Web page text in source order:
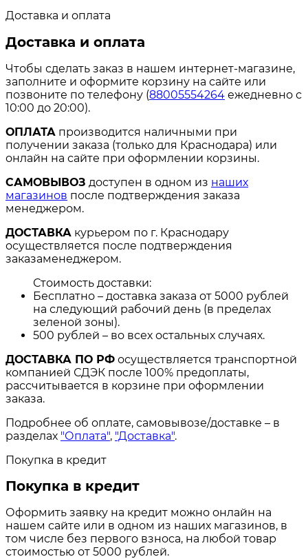
Доставка и оплата
Доставка и оплата
Чтобы сделать заказ в нашем интернет-магазине,
заполните и оформите корзину на сайте или
позвоните по телефону (88005554264 ежедневно с
10:00 до 20:00).
ОПЛАТА производится наличными при
получении заказа (только для Краснодара) или
онлайн на сайте при оформлении корзины.
САМОВЫВОЗ доступен в одном из наших
магазинов после подтверждения заказа
менеджером.
ДОСТАВКА курьером по г. Краснодару
осуществляется после подтверждения
заказаменеджером.
Стоимость доставки:
Бесплатно – доставка заказа от 5000 рублей
на следующий рабочий день (в пределах
зеленой зоны).
500 рублей – во всех остальных случаях.
ДОСТАВКА ПО РФ осуществляется транспортной
компанией СДЭК после 100% предоплаты,
рассчитывается в корзине при оформлении
заказа.
Подробнее об оплате, самовывозе/доставке – в
разделах "Оплата", "Доставка".
Покупка в кредит
Покупка в кредит
Оформить заявку на кредит можно онлайн на
нашем сайте или в одном из наших магазинов, в
том числе без первого взноса, на любой товар
стоимостью от 5000 рублей.